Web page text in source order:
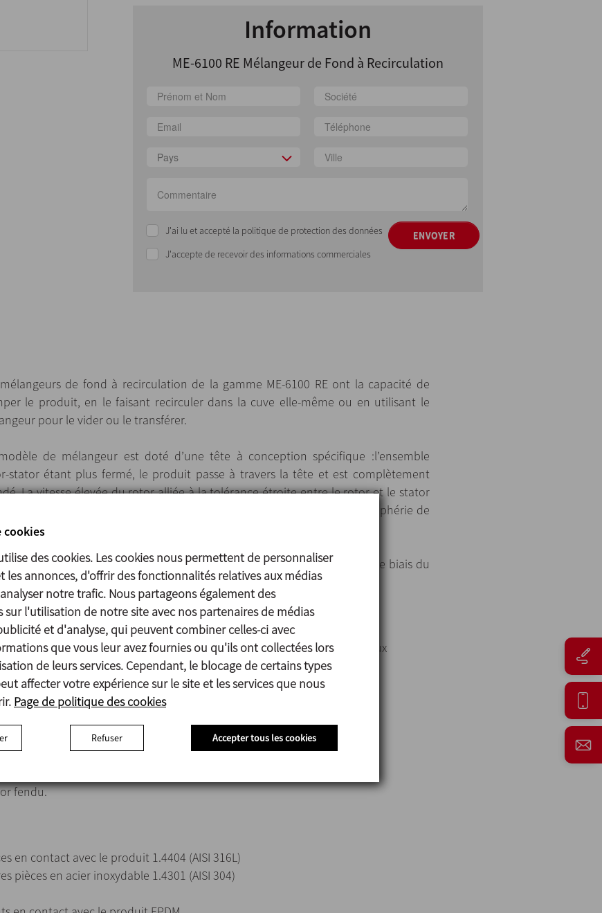
Information
ME-6100 RE Mélangeur de Fond à Recirculation
Pays
J'ai lu et accepté la politique de protection des données
J'accepte de recevoir des informations commerciales
ENVOYER
de fond à recirculation de la gamme ME-6100 RE ont la capacité de
le produit, en le faisant recirculer dans la cuve elle-même ou en utilisant le
pour le vider ou le transférer.
de mélangeur est doté d’une tête à conception spécifique :l’ensemble
stator étant plus fermé, le produit passe à travers la tête et est complètement
La vitesse élevée du rotor alliée à la tolérance étroite entre le rotor et le stator
une puissante succion qui aspire le produit et le propulse vers la périphérie de
où il peut être pompé vers l’extérieur.
est conçu de manière à pouvoir être entièrement vidangé par le biais du
de sortie excentrique.
de cisaillement élevé, réduction de la taille des particules à des niveaux
à 100 microns.
mécanique simple accessible depuis l’intérieur du réservoir.
standard via une garniture sanitaire simple.
modèles de stator sont facilement interchangeables.
CEI B5, IP 55 et isolation classe F.
fendu.
en contact avec le produit 1.4404 (AISI 316L)
pièces en acier inoxydable 1.4301 (AISI 304)
cookies
des cookies. Les cookies nous permettent de personnaliser
les annonces, d'offrir des fonctionnalités relatives aux médias
notre trafic. Nous partageons également des
l'utilisation de notre site avec nos partenaires de médias
et d'analyse, qui peuvent combiner celles-ci avec
que vous leur avez fournies ou qu'ils ont collectées lors
de leurs services. Cependant, le blocage de certains types
affecter votre expérience sur le site et les services que nous
Page de politique des cookies
Refuser Accepter tous les cookies